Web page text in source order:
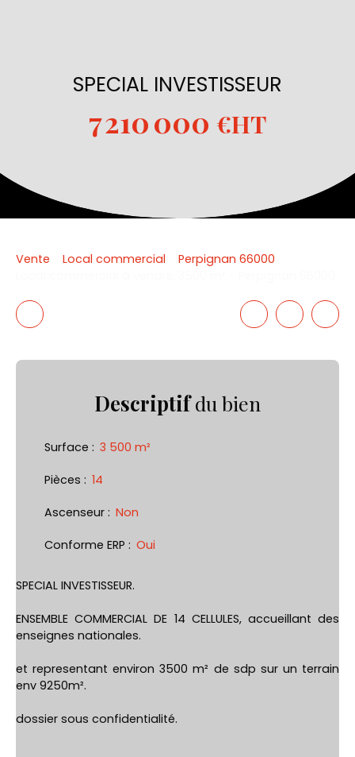
SPECIAL INVESTISSEUR
7 210 000 €HT
Vente Local commercial
Perpignan 66000
Descriptifdu bien
Surface : 3 500 m²
Pièces : 14
Ascenseur : Non
Conforme ERP : Oui
SPECIAL INVESTISSEUR.
ENSEMBLE COMMERCIAL DE 14 CELLULES, accueillant des
enseignes nationales.
et representant environ 3500 m² de sdp sur un terrain
env 9250m².
dossier sous confidentialité.